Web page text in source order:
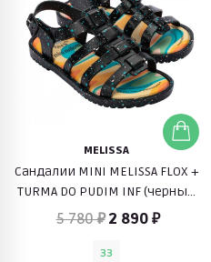
MELISSA
Сандалии MINI MELISSA FLOX +
TURMA DO PUDIM INF (черный
с голубым)
5 780 ₽ 2 890 ₽
33